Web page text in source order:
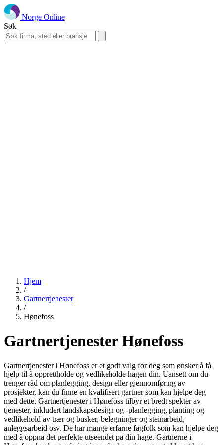
Norge Online
Søk
Hjem
/
Gartnertjenester
/
Hønefoss
Gartnertjenester Hønefoss
Gartnertjenester i Hønefoss er et godt valg for deg som ønsker å få
hjelp til å opprettholde og vedlikeholde hagen din. Uansett om du
trenger råd om planlegging, design eller gjennomføring av
prosjekter, kan du finne en kvalifisert gartner som kan hjelpe deg
med dette. Gartnertjenester i Hønefoss tilbyr et bredt spekter av
tjenester, inkludert landskapsdesign og -planlegging, planting og
vedlikehold av trær og busker, belegninger og steinarbeid,
anleggsarbeid osv. De har mange erfarne fagfolk som kan hjelpe deg
med å oppnå det perfekte utseendet på din hage. Gartnerne i